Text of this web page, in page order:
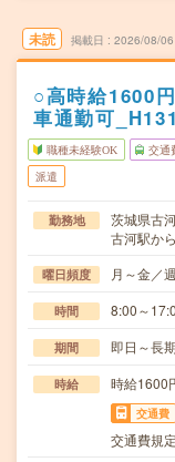
未読 掲載日 2026/08/06
○高時給1600
車通勤可
職種未経験OK 交通
派遣
勤務地
茨城県古
古河駅か
曜日頻度 月～金／
時間 8:00～
期間 即日～長
時給 時給1600
交通費
交通費規